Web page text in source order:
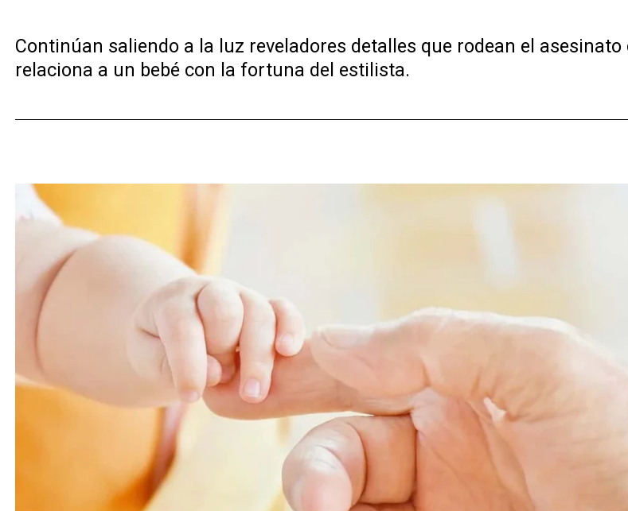
Continúan saliendo a la luz reveladores detalles que rodean el
relaciona a un bebé con la fortuna del estilista.